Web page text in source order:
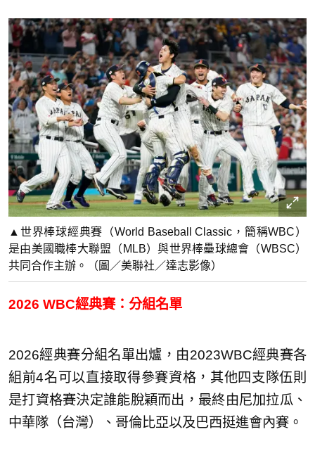
▲世界棒球經典賽（World Baseball Classic，簡稱WBC）
是由美國職棒大聯盟（MLB）與世界棒壘球總會（WBSC）
共同合作主辦。（圖／美聯社／達志影像）
2026 WBC經典賽：分組名單
2026經典賽分組名單出爐，由2023WBC經典賽各
組前4名可以直接取得參賽資格，其他四支隊伍則
是打資格賽決定誰能脫穎而出，最終由尼加拉瓜、
中華隊（台灣）、哥倫比亞以及巴西挺進會內賽。